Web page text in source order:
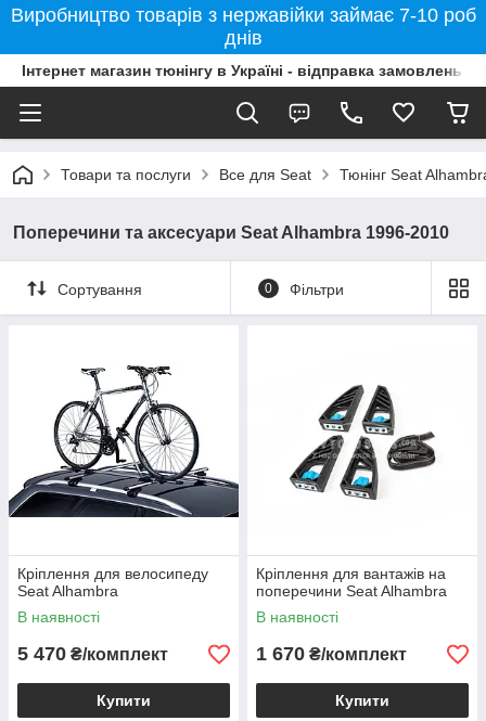
Виробництво товарів з нержавійки займає 7-10 роб
днів
Інтернет магазин тюнінгу в Україні - відправка замовлень
Товари та послуги Все для Seat Тюнінг Seat
Поперечини та аксесуари Seat Alhambra 1996-2010
Сортування 0 Фільтри
Кріплення для велосипеду
Seat Alhambra
В наявності
5 470 ₴/комплект
Купити
Кріплення для вантажів на
поперечини Seat Alhambra
В наявності
1 670 ₴/комплект
Купити